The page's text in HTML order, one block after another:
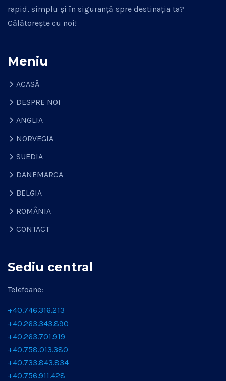
rapid, simplu și în siguranță spre destinația ta?
Călătorește cu noi!
Meniu
ACASĂ
DESPRE NOI
ANGLIA
NORVEGIA
SUEDIA
DANEMARCA
BELGIA
ROMÂNIA
CONTACT
Sediu central
Telefoane:
+40.746.316.213
+40.263.343.890
+40.263.701.919
+40.758.013.380
+40.733.843.834
+40.756.911.428